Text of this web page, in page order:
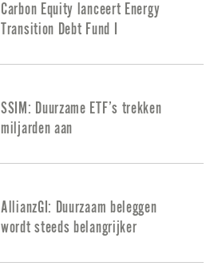
Carbon Equity lanceert Energy
Transition Debt Fund I
SSIM: Duurzame ETF’s trekken
miljarden aan
AllianzGI: Duurzaam beleggen
wordt steeds belangrijker